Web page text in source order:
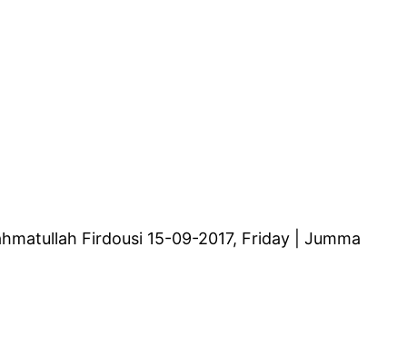
Firdousi 15-09-2017, Friday | Jumma